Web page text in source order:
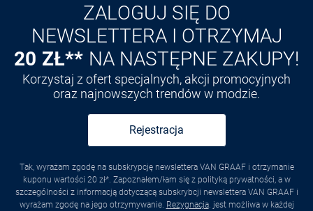
ZALOGUJ SIĘ DO
NEWSLETTERA I OTRZYMAJ
20 ZŁ** NA NASTĘPNE ZAKUPY!
Korzystaj z ofert specjalnych, akcji promocyjnych
oraz najnowszych trendów w modzie.
Rejestracja
Tak, wyrażam zgodę na subskrypcję newslettera VAN GRAAF i otrzymanie
kuponu wartości 20 zł*. Zapoznałem/łam się z polityką prywatności, a w
szczególności z informacją dotyczącą subskrybcji newslettera VAN GRAAF i
wyrażam zgodę na jego otrzymywanie. Rezygnacja. jest możliwa w każdej